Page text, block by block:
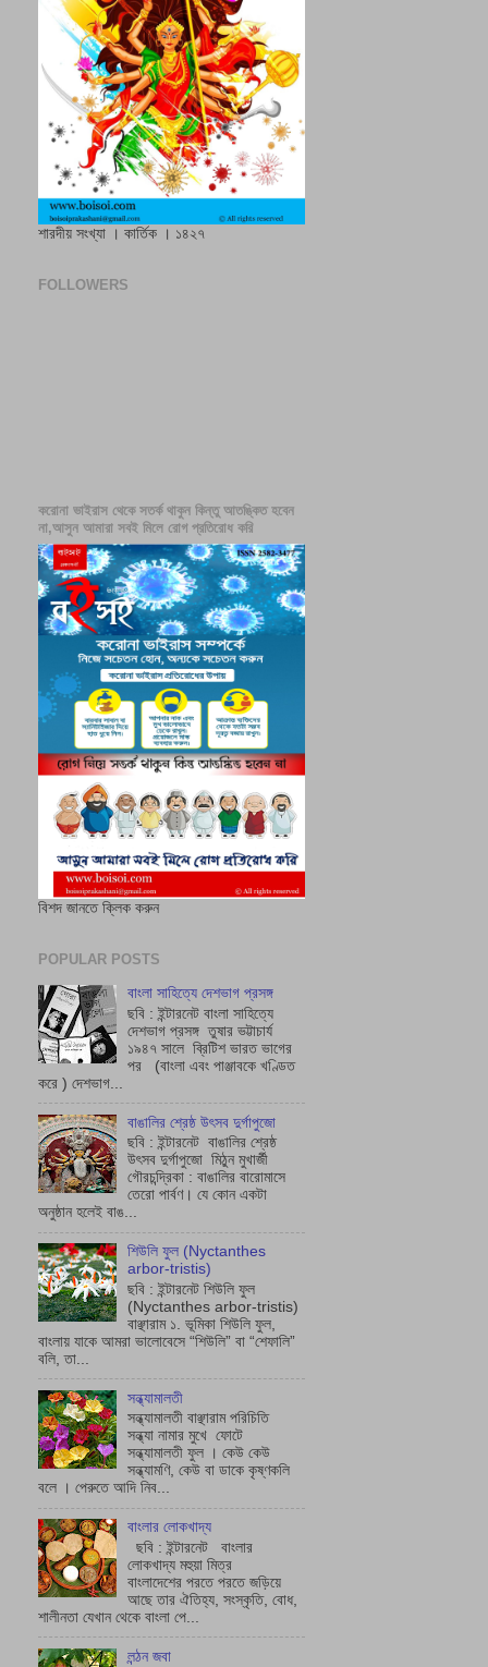
শারদীয় সংখ্যা । কার্তিক । ১৪২৭
FOLLOWERS
করোনা ভাইরাস থেকে সতর্ক থাকুন কিন্তু আতঙ্কিত হবেন
না,আসুন আমারা সবই মিলে রোগ প্রতিরোধ করি
বিশদ জানতে ক্লিক করুন
POPULAR POSTS
বাংলা সাহিত্যে দেশভাগ প্রসঙ্গ
ছবি : ইন্টারনেট বাংলা সাহিত্যে
দেশভাগ প্রসঙ্গ তুষার ভট্টাচাৰ্য
১৯৪৭ সালে ব্রিটিশ ভারত ভাগের
পর (বাংলা এবং পাঞ্জাবকে খণ্ডিত
করে ) দেশভাগ...
বাঙালির শ্রেষ্ঠ উৎসব দুর্গাপুজো
ছবি : ইন্টারনেট বাঙালির শ্রেষ্ঠ
উৎসব দুর্গাপুজো মিঠুন মুখার্জী
গৌরচন্দ্রিকা : বাঙালির বারোমাসে
তেরো পার্বণ। যে কোন একটা
অনুষ্ঠান হলেই বাঙ...
শিউলি ফুল (Nyctanthes
arbor-tristis)
ছবি : ইন্টারনেট শিউলি ফুল
(Nyctanthes arbor-tristis)
বাঞ্ছারাম ১. ভূমিকা শিউলি ফুল,
বাংলায় যাকে আমরা ভালোবেসে “শিউলি” বা “শেফালি”
বলি, তা...
সন্ধ্যামালতী
সন্ধ্যামালতী বাঞ্ছারাম পরিচিতি
সন্ধ্যা নামার মুখে ফোটে
সন্ধ্যামালতী ফুল । কেউ কেউ
সন্ধ্যামণি, কেউ বা ডাকে কৃষ্ণকলি
বলে । পেরুতে আদি নিব...
বাংলার লোকখাদ্য
ছবি : ইন্টারনেট বাংলার
লোকখাদ্য মহুয়া মিত্র
বাংলাদেশের পরতে পরতে জড়িয়ে
আছে তার ঐতিহ্য, সংস্কৃতি, বোধ,
শালীনতা যেখান থেকে বাংলা পে...
লন্ঠন জবা